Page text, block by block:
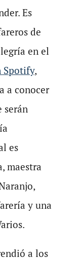
Es
de
en el
Spotify,
a conocer
serán
es
maestra
y una
a los